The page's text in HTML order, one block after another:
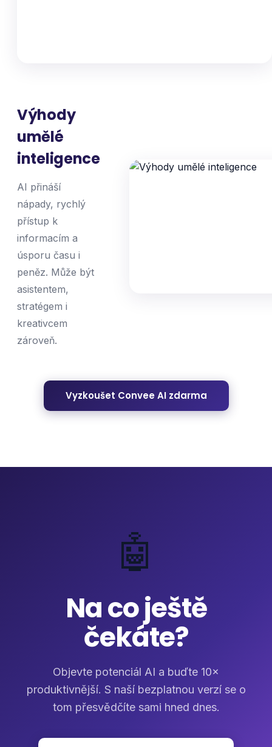
Výhody
umělé
inteligence
AI přináší
nápady, rychlý
přístup k
informacím a
úsporu času i
peněz. Může být
asistentem,
stratégem i
kreativcem
zároveň.
Vyzkoušet Convee AI zdarma
🤖
Na co ještě
čekáte?
Objevte potenciál AI a buďte 10×
produktivnější. S naší bezplatnou verzí se o
tom přesvědčíte sami hned dnes.